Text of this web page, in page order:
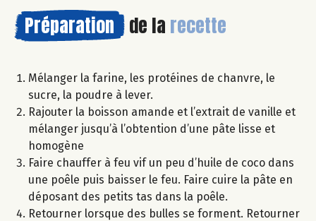
Préparation de la recette
Mélanger la farine, les protéines de chanvre, le
sucre, la poudre à lever.
Rajouter la boisson amande et l’extrait de vanille et
mélanger jusqu’à l’obtention d’une pâte lisse et
homogène
Faire chauffer à feu vif un peu d’huile de coco dans
une poêle puis baisser le feu. Faire cuire la pâte en
déposant des petits tas dans la poêle.
Retourner lorsque des bulles se forment. Retourner